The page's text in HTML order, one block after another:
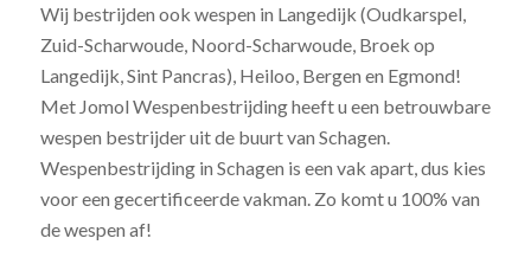
Wij bestrijden ook wespen in Langedijk (Oudkarspel,
Zuid-Scharwoude, Noord-Scharwoude, Broek op
Langedijk, Sint Pancras), Heiloo, Bergen en Egmond!
Met Jomol Wespenbestrijding heeft u een betrouwbare
wespen bestrijder uit de buurt van Schagen.
Wespenbestrijding in Schagen is een vak apart, dus kies
voor een gecertificeerde vakman. Zo komt u 100% van
de wespen af!